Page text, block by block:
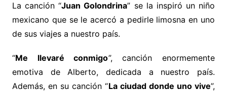
La canción “Juan Golondrina” se la inspiró un niño
mexicano que se le acercó a pedirle limosna en uno
de sus viajes a nuestro país.
“Me llevaré conmigo”, canción enormemente
emotiva de Alberto, dedicada a nuestro país.
Además, en su canción “La ciudad donde uno vive”,